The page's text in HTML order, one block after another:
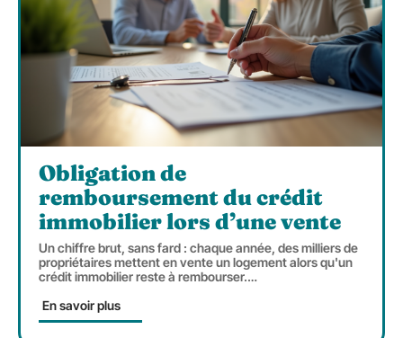
Obligation de
remboursement du crédit
immobilier lors d’une vente
Un chiffre brut, sans fard : chaque année, des milliers de
propriétaires mettent en vente un logement alors qu'un
crédit immobilier reste à rembourser.…
En savoir plus